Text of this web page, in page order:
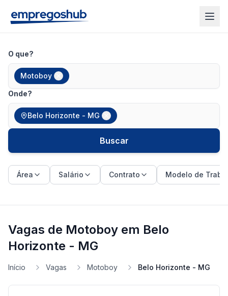
O que?
Motoboy
Onde?
Belo Horizonte - MG
Buscar
Área Salário Contrato Modelo de
Vagas de Motoboy em Belo
Horizonte - MG
Início Vagas Motoboy Belo Horizonte - MG